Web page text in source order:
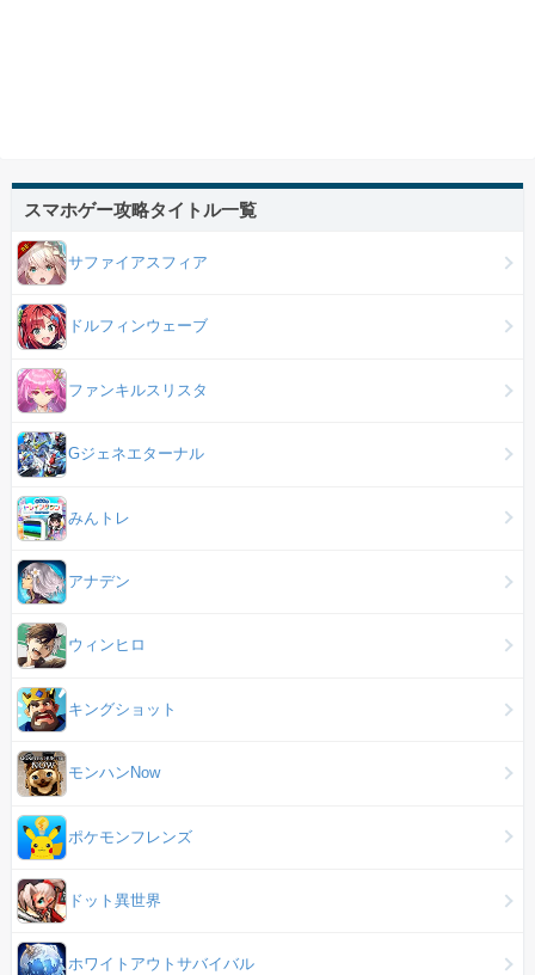
スマホゲー攻略タイトル一覧
サファイアスフィア
ドルフィンウェーブ
ファンキルスリスタ
Gジェネエターナル
みんトレ
アナデン
ウィンヒロ
キングショット
モンハンNow
ポケモンフレンズ
ドット異世界
ホワイトアウトサバイバル